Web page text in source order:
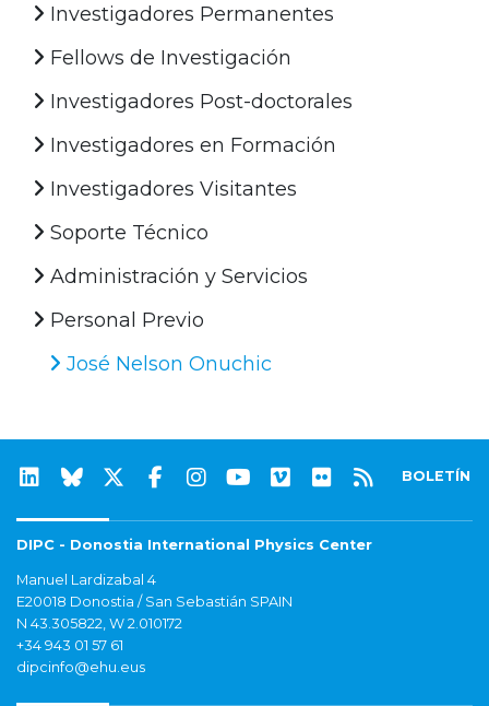
Investigadores Permanentes
Fellows de Investigación
Investigadores Post-doctorales
Investigadores en Formación
Investigadores Visitantes
Soporte Técnico
Administración y Servicios
Personal Previo
José Nelson Onuchic
BOLETÍN
DIPC - Donostia International Physics Center
Manuel Lardizabal 4
E20018 Donostia / San Sebastián SPAIN
N 43.305822, W 2.010172
+34 943 01 57 61
dipcinfo@ehu.eus